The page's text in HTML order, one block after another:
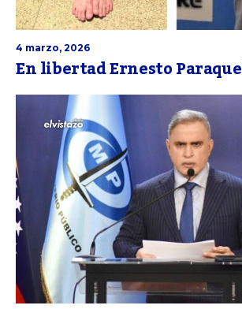
4 marzo, 2026
En libertad Ernesto